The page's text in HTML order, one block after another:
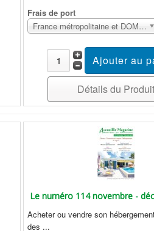
Frais de port
France métropolitaine et DOM Sans surcoût
Détails du Produit
Le numéro 114 novembre -
Acheter ou vendre son
des ...